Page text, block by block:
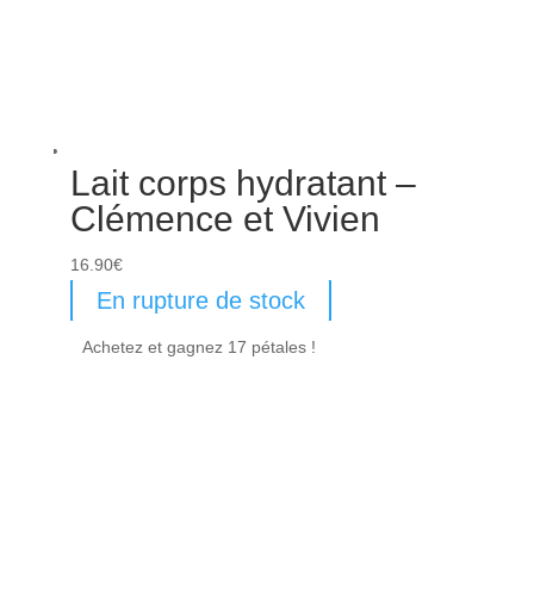
Lait corps hydratant –
Clémence et Vivien
16.90€
En rupture de stock
Achetez et gagnez 17 pétales !